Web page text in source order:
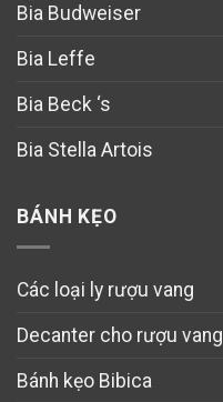
Bia Budweiser
Bia Leffe
Bia Beck ‘s
Bia Stella Artois
BÁNH KẸO
Các loại ly rượu vang
Decanter cho rượu vang
Bánh kẹo Bibica